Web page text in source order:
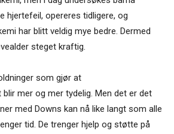
hjertefeil, opereres tidligere, og
har blitt veldig mye bedre. Dermed
steget kraftig.
som gjør at
mer og mer tydelig. Men det er det
med Downs kan nå like langt som alle
tid. De trenger hjelp og støtte på